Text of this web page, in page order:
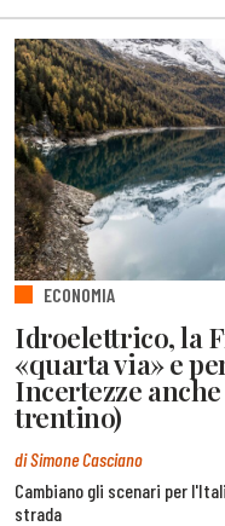
ECONOMIA
Idroelettrico, la
«quarta via» e
Incertezze
trentino)
di Simone Casciano
Cambiano gli scenari per
strada